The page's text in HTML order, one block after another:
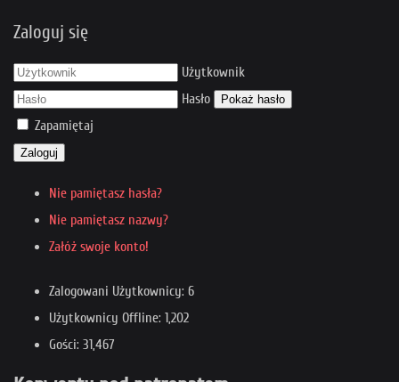
Zaloguj się
Użytkownik
Hasło
Pokaż hasło
Zapamiętaj
Zaloguj
Nie pamiętasz hasła?
Nie pamiętasz nazwy?
Załóż swoje konto!
Zalogowani Użytkownicy: 6
Użytkownicy Offline: 1,202
Gości: 31,467